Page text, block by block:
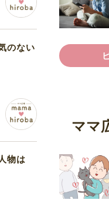
のない
物は
ママ